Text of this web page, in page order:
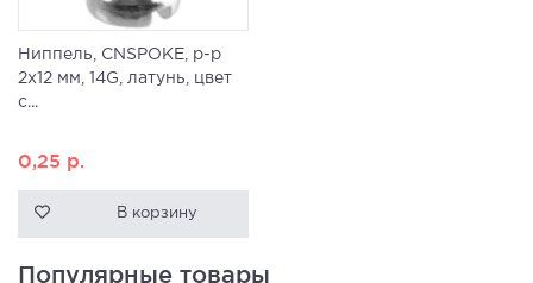
Ниппель, CNSPOKE, р-р
2х12 мм, 14G, латунь, цвет
с...
0,25 р.
В корзину
Популярные товары